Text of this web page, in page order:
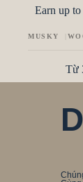
Earn up
MUSKY
Từ